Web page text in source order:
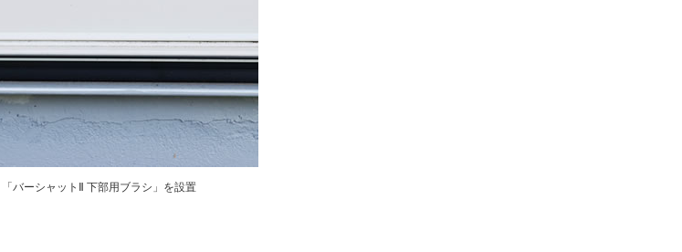
「バーシャットⅡ 下部用ブラシ」を設置